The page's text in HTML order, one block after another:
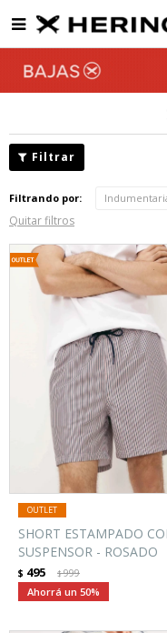

Filtrando por:
Quitar filtros
SHORT ESTAMPADO
SUSPENSOR - ROSADO
$ 495 $999
50